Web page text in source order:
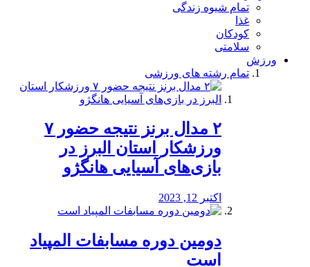
تمام شیوه زندگی
غذا
کودکان
سلامتی
ورزش
تمام رشته های ورزشی
۲ مدال برنز نتیجه حضور ۷
ورزشکار استان البرز در
بازی‌های آسیایی هانگژو
اکتبر 12, 2023
دومین دوره مسابفات المپیاد
است